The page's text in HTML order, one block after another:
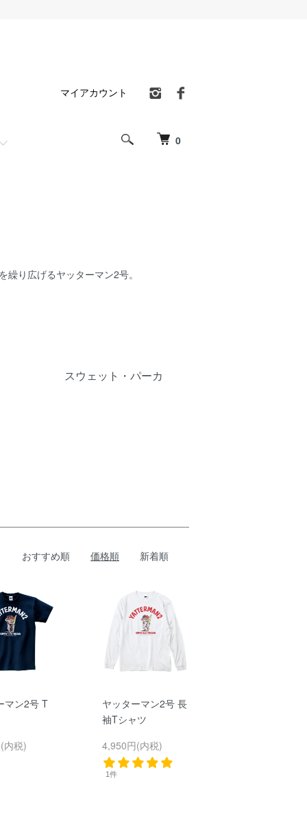
0
マイアカウント
り広げるヤッターマン2号。
スウェット・パーカ
おすすめ順 価格順 新着順
マン2号 T
内税)
ヤッターマン2号 長
袖Tシャツ
4,950円(内税)
1件